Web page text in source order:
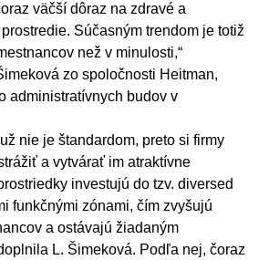
väčší dôraz na zdravé a
Súčasným trendom je totiž
než v minulosti,“
zo spoločnosti Heitman,
administratívnych budov v
nie je štandardom, preto si firmy
a vytvárať im atraktívne
investujú do tzv. diversed
funkčnými zónami, čím zvyšujú
a ostávajú žiadaným
L. Šimeková. Podľa nej, čoraz